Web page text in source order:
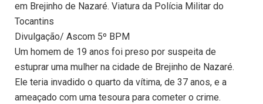
em Brejinho de Nazaré. Viatura da Polícia Militar do
Tocantins
Divulgação/ Ascom 5º BPM
Um homem de 19 anos foi preso por suspeita de
estuprar uma mulher na cidade de Brejinho de Nazaré.
Ele teria invadido o quarto da vítima, de 37 anos, e a
ameaçado com uma tesoura para cometer o crime.